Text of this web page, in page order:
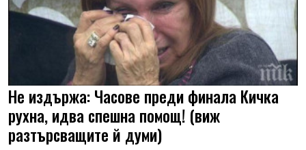
Не издържа: Часове преди финала Кичка
рухна, идва спешна помощ! (виж
разтърсващите й думи)